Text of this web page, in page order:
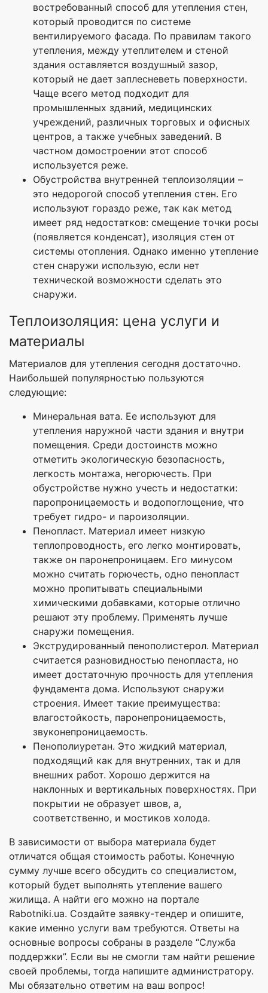
востребованный способ для утепления стен,
который проводится по системе
вентилируемого фасада. По правилам такого
утепления, между утеплителем и стеной
здания оставляется воздушный зазор,
который не дает заплесневеть поверхности.
Чаще всего метод подходит для
промышленных зданий, медицинских
учреждений, различных торговых и офисных
центров, а также учебных заведений. В
частном домостроении этот способ
используется реже.
Обустройства внутренней теплоизоляции –
это недорогой способ утепления стен. Его
используют гораздо реже, так как метод
имеет ряд недостатков: смещение точки росы
(появляется конденсат), изоляция стен от
системы отопления. Однако именно утепление
стен снаружи использую, если нет
технической возможности сделать это
снаружи.
Теплоизоляция: цена услуги и
материалы
Материалов для утепления сегодня достаточно.
Наибольшей популярностью пользуются
следующие:
Минеральная вата. Ее используют для
утепления наружной части здания и внутри
помещения. Среди достоинств можно
отметить экологическую безопасность,
легкость монтажа, негорючесть. При
обустройстве нужно учесть и недостатки:
паропроницаемость и водопоглощение, что
требует гидро- и пароизоляции.
Пенопласт. Материал имеет низкую
теплопроводность, его легко монтировать,
также он паронепроницаем. Его минусом
можно считать горючесть, одно пенопласт
можно пропитывать специальными
химическими добавками, которые отлично
решают эту проблему. Применять лучше
снаружи помещения.
Экструдированный пенополистерол. Материал
считается разновидностью пенопласта, но
имеет достаточную прочность для утепления
фундамента дома. Используют снаружи
строения. Имеет такие преимущества:
влагостойкость, паронепроницаемость,
звуконепроницаемость.
Пенополиуретан. Это жидкий материал,
подходящий как для внутренних, так и для
внешних работ. Хорошо держится на
наклонных и вертикальных поверхностях. При
покрытии не образует швов, а,
соответственно, и мостиков холода.
В зависимости от выбора материала будет
отличатся общая стоимость работы. Конечную
сумму лучше всего обсудить со специалистом,
который будет выполнять утепление вашего
жилища. А найти его можно на портале
Rabotniki.ua. Создайте заявку-тендер и опишите,
какие именно услуги вам требуются. Ответы на
основные вопросы собраны в разделе “Служба
поддержки”. Если вы не смогли там найти решение
своей проблемы, тогда напишите администратору.
Мы обязательно ответим на ваш вопрос!